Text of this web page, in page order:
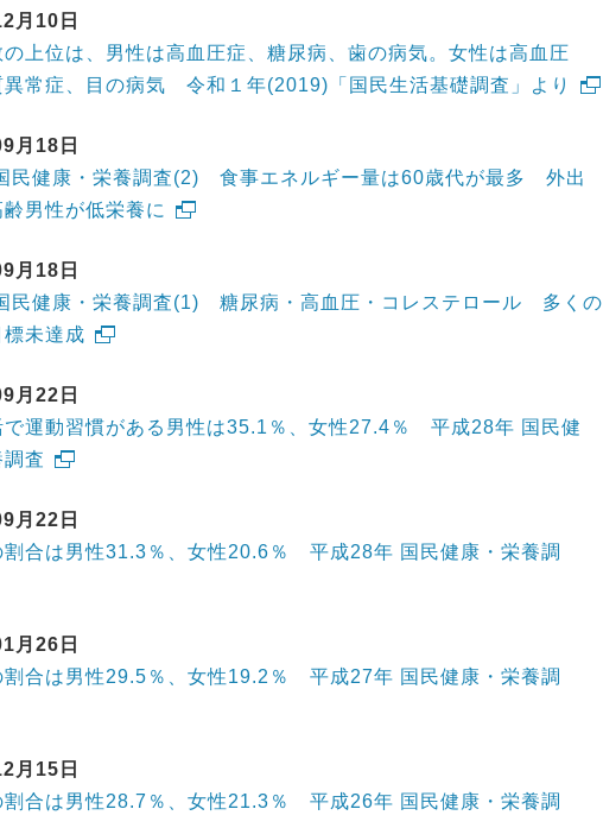
月10日
上位は、男性は高血圧症、糖尿病、歯の病気。女性は高血圧
異常症、目の病気 令和１年(2019)「国民生活基礎調査」より
月18日
民健康・栄養調査(2) 食事エネルギー量は60歳代が最多 外出
齢男性が低栄養に
月18日
民健康・栄養調査(1) 糖尿病・高血圧・コレステロール 多くの
未達成
月22日
で運動習慣がある男性は35.1％、女性27.4％ 平成28年 国民健
調査
月22日
割合は男性31.3％、女性20.6％ 平成28年 国民健康・栄養調
月26日
割合は男性29.5％、女性19.2％ 平成27年 国民健康・栄養調
月15日
割合は男性28.7％、女性21.3％ 平成26年 国民健康・栄養調